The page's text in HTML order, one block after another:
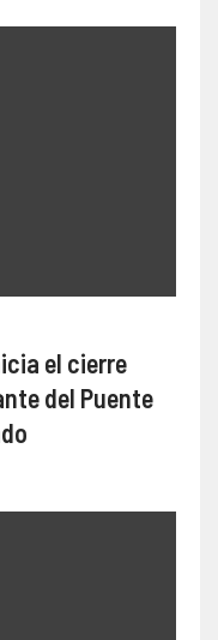
el cierre
del Puente